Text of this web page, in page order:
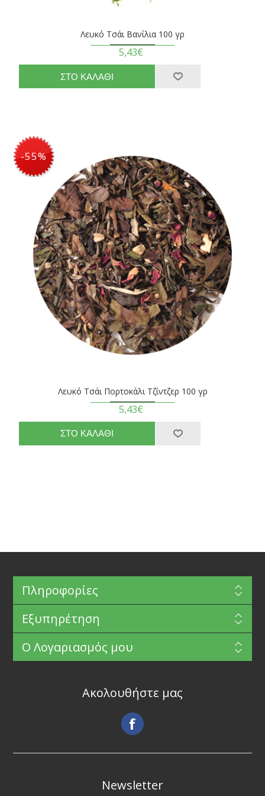
Λευκό Τσάι Βανίλια 100 γρ
5,43€
-55%
Λευκό Τσάι Πορτοκάλι Τζίντζερ 100 γρ
5,43€
Πληροφορίες
Εξυπηρέτηση
Ο Λογαριασμός μου
Ακολουθήστε μας
Newsletter